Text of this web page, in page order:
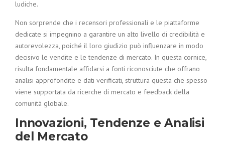
ludiche.
Non sorprende che i recensori professionali e le piattaforme
dedicate si impegnino a garantire un alto livello di credibilità e
autorevolezza, poiché il loro giudizio può influenzare in modo
decisivo le vendite e le tendenze di mercato. In questa cornice,
risulta fondamentale affidarsi a fonti riconosciute che offrano
analisi approfondite e dati verificati, struttura questa che spesso
viene supportata da ricerche di mercato e feedback della
comunità globale.
Innovazioni, Tendenze e Analisi
del Mercato